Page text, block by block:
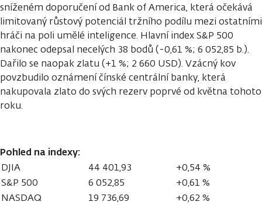
sníženém doporučení od Bank of America, která očekává
limitovaný růstový potenciál tržního podílu mezi ostatními
hráči na poli umělé inteligence. Hlavní index S&P 500
nakonec odepsal necelých 38 bodů (-0,61 %; 6 052,85 b.).
Dařilo se naopak zlatu (+1 %; 2 660 USD). Vzácný kov
povzbudilo oznámení čínské centrální banky, která
nakupovala zlato do svých rezerv poprvé od května tohoto
roku.
Pohled na indexy:
DJIA 44 401,93
+0,54 %
S&P 500
6 052,85
+0,61 %
NASDAQ
19 736,69 +0,62 %